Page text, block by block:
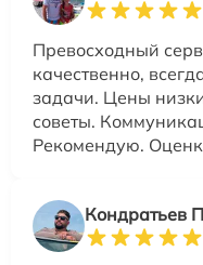
Превосходный
качественно,
задачи. Цены
советы.
Рекомендую.
Кондратьев